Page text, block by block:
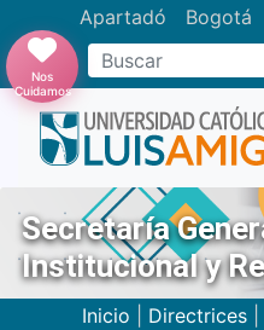
Apartadó Bogotá
Buscar
Nos
Cuidamos
Secretaría
Institucional y
Inicio Directrices|